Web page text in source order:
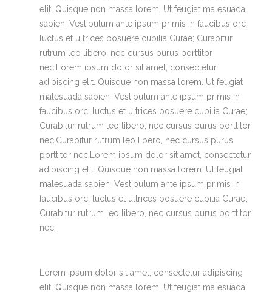
elit. Quisque non massa lorem. Ut feugiat malesuada
sapien. Vestibulum ante ipsum primis in faucibus orci
luctus et ultrices posuere cubilia Curae; Curabitur
rutrum leo libero, nec cursus purus porttitor
nec.Lorem ipsum dolor sit amet, consectetur
adipiscing elit. Quisque non massa lorem. Ut feugiat
malesuada sapien. Vestibulum ante ipsum primis in
faucibus orci luctus et ultrices posuere cubilia Curae;
Curabitur rutrum leo libero, nec cursus purus porttitor
nec.Curabitur rutrum leo libero, nec cursus purus
porttitor nec.Lorem ipsum dolor sit amet, consectetur
adipiscing elit. Quisque non massa lorem. Ut feugiat
malesuada sapien. Vestibulum ante ipsum primis in
faucibus orci luctus et ultrices posuere cubilia Curae;
Curabitur rutrum leo libero, nec cursus purus porttitor
nec.
Lorem ipsum dolor sit amet, consectetur adipiscing
elit. Quisque non massa lorem. Ut feugiat malesuada